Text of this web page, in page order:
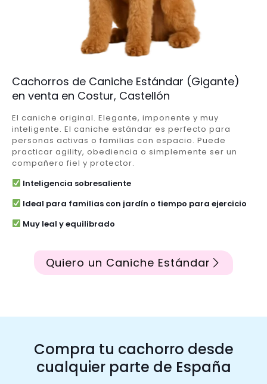
Cachorros de Caniche Estándar (Gigante)
en venta en Costur, Castellón
El caniche original. Elegante, imponente y muy
inteligente. El caniche estándar es perfecto para
personas activas o familias con espacio. Puede
practicar agility, obediencia o simplemente ser un
compañero fiel y protector.
Inteligencia sobresaliente
Ideal para familias con jardín o tiempo para ejercicio
Muy leal y equilibrado
Quiero un Caniche Estándar
Compra tu cachorro desde
cualquier parte de España